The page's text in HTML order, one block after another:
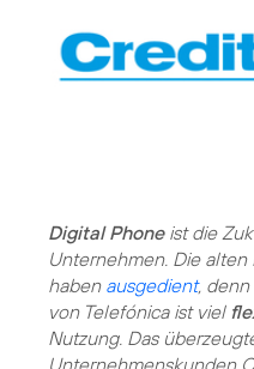
Digital Phoneist die
Unternehmen. Die
haben ausgedient,
von Telefónica ist viel
Nutzung. Das
Unternehmenskunden